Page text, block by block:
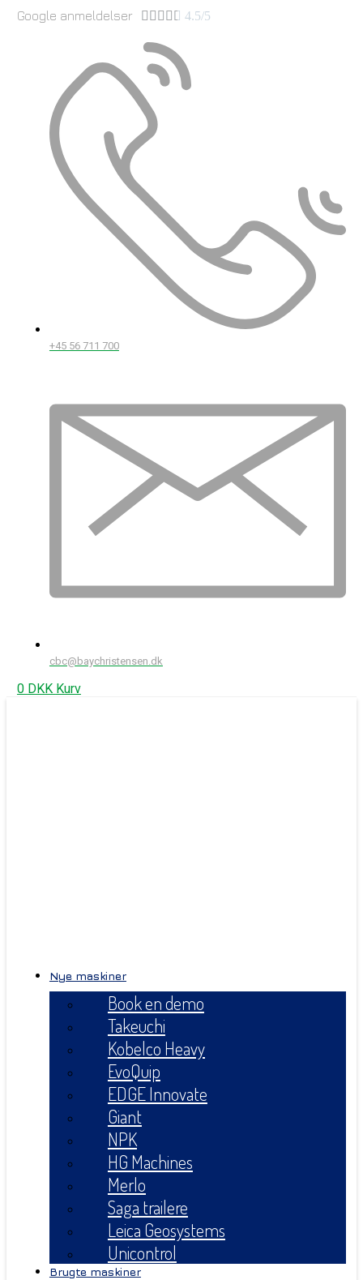
Google anmeldelser      4.5/5
+45 56 711 700
cbc@baychristensen.dk
0 DKK Kurv
Nye maskiner
Book en demo
Takeuchi
Kobelco Heavy
EvoQuip
EDGE Innovate
Giant
NPK
HG Machines
Merlo
Saga trailere
Leica Geosystems
Unicontrol
Brugte maskiner